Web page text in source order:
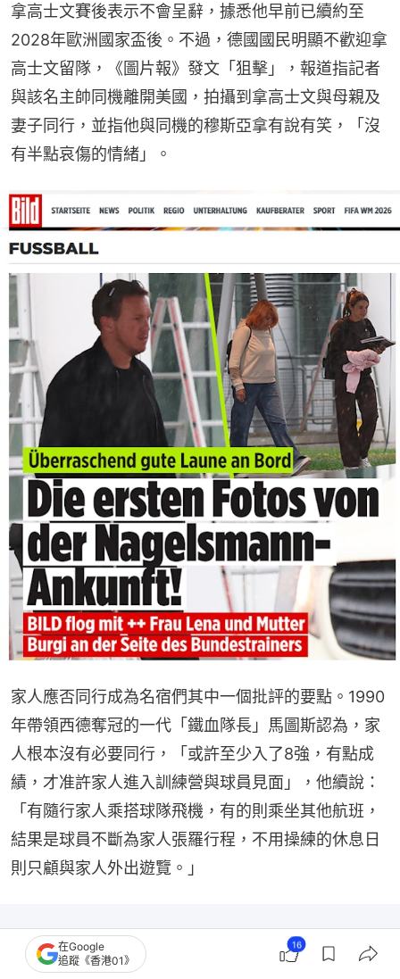
拿高士文賽後表示不會呈辭，據悉他早前已續約至
2028年歐洲國家盃後。不過，德國國民明顯不歡迎拿
高士文留隊，《圖片報》發文「狙擊」，報道指記者
與該名主帥同機離開美國，拍攝到拿高士文與母親及
妻子同行，並指他與同機的穆斯亞拿有說有笑，「沒
有半點哀傷的情緒」。
家人應否同行成為名宿們其中一個批評的要點。1990
年帶領西德奪冠的一代「鐵血隊長」馬圖斯認為，家
人根本沒有必要同行，「或許至少入了8強，有點成
績，才准許家人進入訓練營與球員見面」，他續說：
「有隨行家人乘搭球隊飛機，有的則乘坐其他航班，
結果是球員不斷為家人張羅行程，不用操練的休息日
則只顧與家人外出遊覽。」
在Google
追蹤《香港01》
16